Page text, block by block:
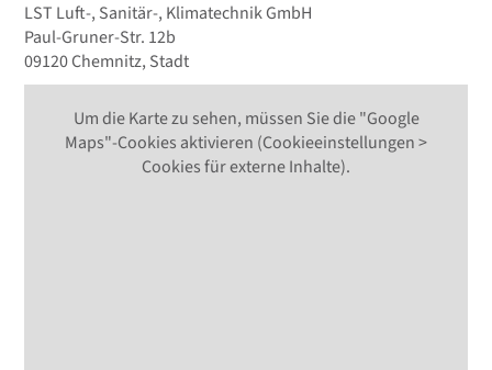
LST Luft-, Sanitär-, Klimatechnik GmbH
Paul-Gruner-Str. 12b
09120 Chemnitz, Stadt
Um die Karte zu sehen, müssen Sie die "Google
Maps"-Cookies aktivieren (Cookieeinstellungen >
Cookies für externe Inhalte).